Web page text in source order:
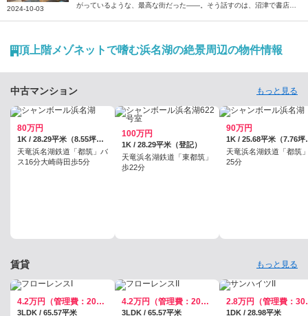
2024-10-03
がっているような、最高な街だった――。そう話すのは、沼津で書店を
頂上階メゾネットで嗜む浜名湖の絶景周辺の物件情報
中古マンション もっと見る
80万円
1K / 28.29平米（8.55坪）（壁芯）
天竜浜名湖鉄道「都筑」バ
ス16分大崎蒔田歩5分
100万円
1K / 28.29平米（登記）
天竜浜名湖鉄道「東都筑」
歩22分
90万円
1K /
天竜浜名湖鉄道「都筑
25分
賃貸 もっと見る
4.2万円（管理費：2000円）
3LDK / 65.57平米
4.2万円（管理費：2000円）
3LDK / 65.57平米
2.8
1DK / 28.98平米